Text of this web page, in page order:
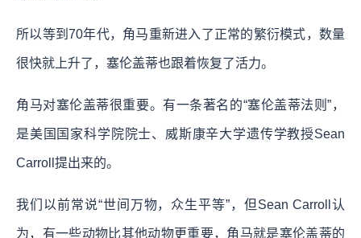
所以等到70年代，角马重新进入了正常的繁衍模式，数量
很快就上升了，塞伦盖蒂也跟着恢复了活力。
角马对塞伦盖蒂很重要。有一条著名的“塞伦盖蒂法则”，
是美国国家科学院院士、威斯康辛大学遗传学教授Sean
Carroll提出来的。
我们以前常说“世间万物，众生平等”，但Sean Carroll认
为，有一些动物比其他动物更重要，角马就是塞伦盖蒂的